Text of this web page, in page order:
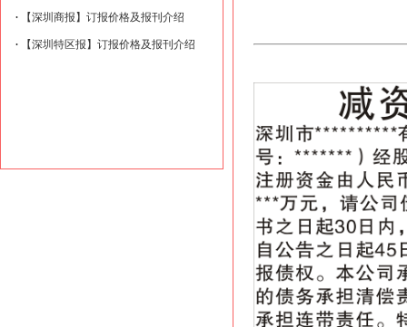
【深圳商报】订报价格及报刊介绍
【深圳特区报】订报价格及报刊介绍